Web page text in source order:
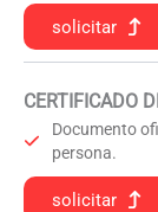
solicitar
CERTIFICADO
Documento
persona.
solicitar